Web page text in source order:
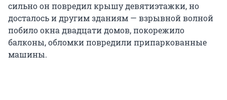
сильно он повредил крышу девятиэтажки, но
досталось и другим зданиям — взрывной волной
побило окна двадцати домов, покорежило
балконы, обломки повредили припаркованные
машины.